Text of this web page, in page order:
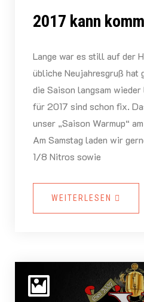
2017 kann
Lange war es still auf der
übliche Neujahresgruß hat
die Saison langsam
für 2017 sind schon fix.
unser „Saison Warmup“
Am Samstag laden wir
1/8 Nitros sowie
WEITERLESEN